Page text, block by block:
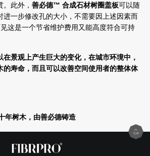
此外， 善必德™ 合成石材树圈盖板可以随
进一步修改孔的大小，不需要因上述因素而
这是一个节省维护费用又能高度符合可持
景观上产生巨大的变化，在城市环境中，
的寿命，而且可以改善空间使用者的整体体
年树木，由善必德铸造